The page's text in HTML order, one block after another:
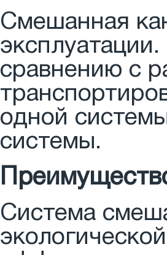
Смешанная
сравнению с
одной
системы.
Система